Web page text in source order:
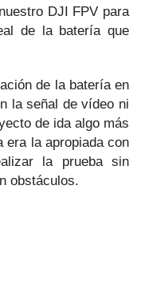
DJI FPV para
de la batería que
de la batería en
la señal de vídeo ni
de ida algo más
era la apropiada con
la prueba sin
obstáculos.